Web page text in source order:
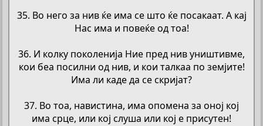
35. Во него за нив ќе има се што ќе посакаат. А кај
Нас има и повеќе од тоа!
36. И колку поколенија Ние пред нив уништивме,
кои беа посилни од нив, и кои талкаа по земјите!
Има ли каде да се скријат?
37. Во тоа, навистина, има опомена за оној кој
има срце, или кој слуша или кој е присутен!